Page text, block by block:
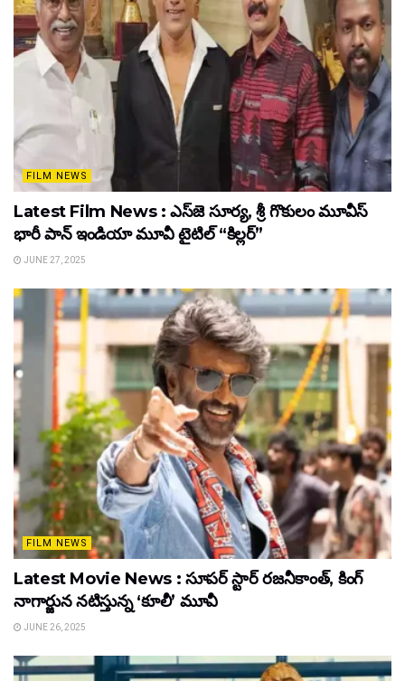
FILM NEWS
Latest Film News : ఎస్‌జె సూర్య, శ్రీ గొకులం మూవీస్‌
భారీ పాన్‌ ఇండియా మూవీ టైటిల్ “కిల్లర్”
JUNE 27, 2025
FILM NEWS
Latest Movie News : సూపర్ స్టార్ రజనీకాంత్, కింగ్
నాగార్జున నటిస్తున్న ‘కూలీ’ మూవీ
JUNE 26, 2025